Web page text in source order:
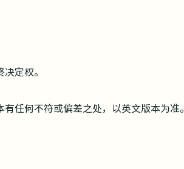
决定权。
有任何不符或偏差之处，以英文版本为准。